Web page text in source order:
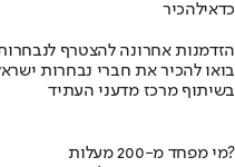
כדאילהכיר
הזדמנות אחרונה להצטרף
בואו להכיר את חברי נבחרות
בשיתוף מרכז מדעני העתיד
מי מפחד מ-200 מעלות?